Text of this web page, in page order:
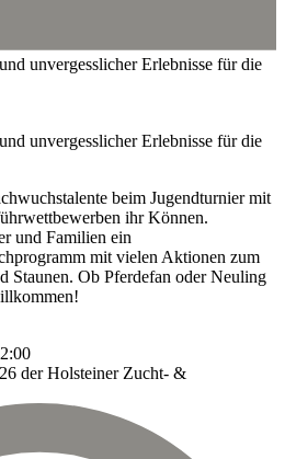
unvergesslicher Erlebnisse für die
unvergesslicher Erlebnisse für die
beim Jugendturnier mit
ihr Können.
und Familien ein
mit vielen Aktionen zum
Staunen. Ob Pferdefan oder Neuling
der Holsteiner Zucht- &